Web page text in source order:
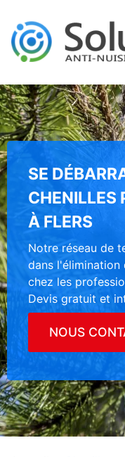
SE
CHENILLES
À FLERS
Notre réseau de
dans l'élimination
chez les
Devis gratuit et
NOUS